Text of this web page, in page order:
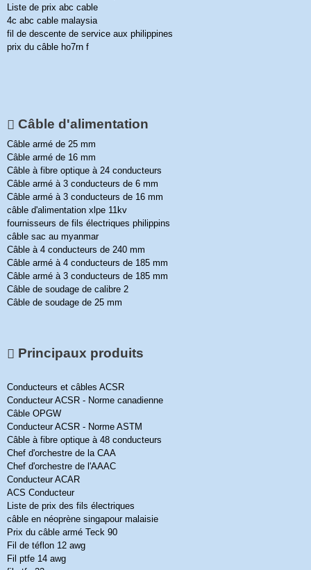
Liste de prix abc cable
4c abc cable malaysia
fil de descente de service aux philippines
prix du câble ho7rn f
Câble d'alimentation
Câble armé de 25 mm
Câble armé de 16 mm
Câble à fibre optique à 24 conducteurs
Câble armé à 3 conducteurs de 6 mm
Câble armé à 3 conducteurs de 16 mm
câble d'alimentation xlpe 11kv
fournisseurs de fils électriques philippins
câble sac au myanmar
Câble à 4 conducteurs de 240 mm
Câble armé à 4 conducteurs de 185 mm
Câble armé à 3 conducteurs de 185 mm
Câble de soudage de calibre 2
Câble de soudage de 25 mm
Principaux produits
Conducteurs et câbles ACSR
Conducteur ACSR - Norme canadienne
Câble OPGW
Conducteur ACSR - Norme ASTM
Câble à fibre optique à 48 conducteurs
Chef d'orchestre de la CAA
Chef d'orchestre de l'AAAC
Conducteur ACAR
ACS Conducteur
Liste de prix des fils électriques
câble en néoprène singapour malaisie
Prix du câble armé Teck 90
Fil de téflon 12 awg
Fil ptfe 14 awg